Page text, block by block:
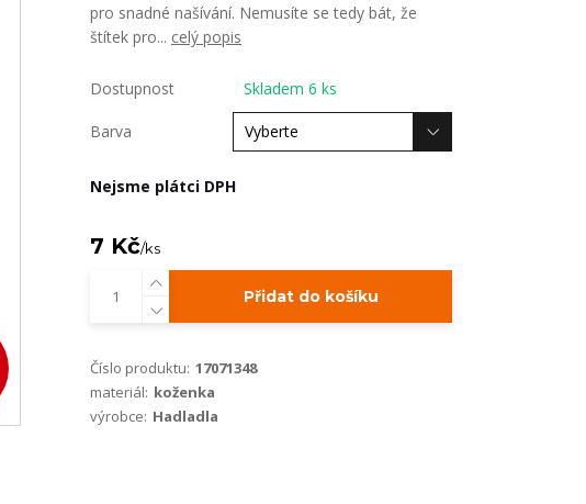
pro snadné našívání. Nemusíte se tedy bát, že
štítek pro... celý popis
Dostupnost Skladem 6 ks
Barva
Nejsme plátci DPH
7 Kč/ks
Přidat do košíku
Číslo produktu: 17071348
materiál: koženka
výrobce: Hadladla